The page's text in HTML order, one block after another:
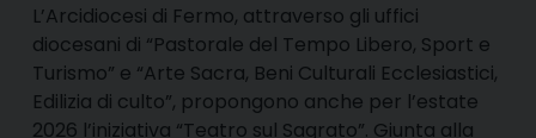
L’Arcidiocesi di Fermo, attraverso gli uffici
diocesani di “Pastorale del Tempo Libero, Sport e
Turismo” e “Arte Sacra, Beni Culturali Ecclesiastici,
Edilizia di culto”, propongono anche per l’estate
2026 l’iniziativa “Teatro sul Sagrato”. Giunta alla